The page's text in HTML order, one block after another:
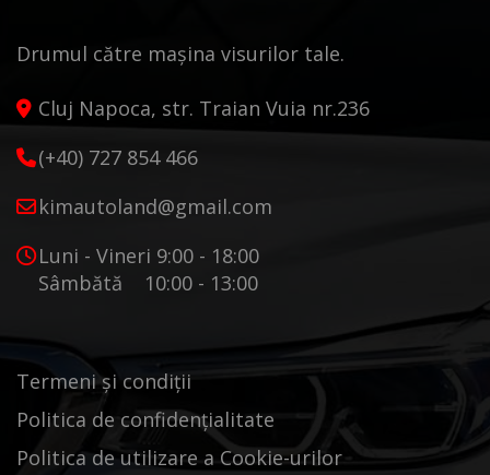
Drumul către mașina visurilor tale.
Cluj Napoca, str. Traian Vuia nr.236
(+40) 727 854 466
kimautoland@gmail.com
Luni - Vineri 9:00 - 18:00
Sâmbătă 10:00 - 13:00
Termeni și condiții
Politica de confidențialitate
Politica de utilizare a Cookie-urilor